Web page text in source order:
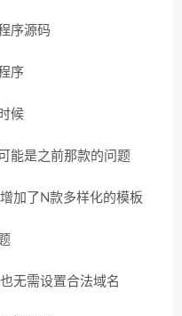
序源码
序
候
能是之前那款的问题
加了N款多样化的模板
无需设置合法域名